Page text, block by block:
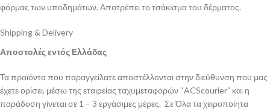
φόρμας των υποδημάτων. Αποτρέπει το τσάκισμα του δέρματος.
Shipping & Delivery
Αποστολές εντός Ελλάδας
Τα προϊόντα που παραγγείλατε αποστέλλονται στην διεύθυνση που μας
έχετε ορίσει, μέσω της εταιρείας ταχυμεταφορών “ACScourier” και η
παράδοση γίνεται σε 1 – 3 εργάσιμες μέρες. Σε Όλα τα χειροποίητα